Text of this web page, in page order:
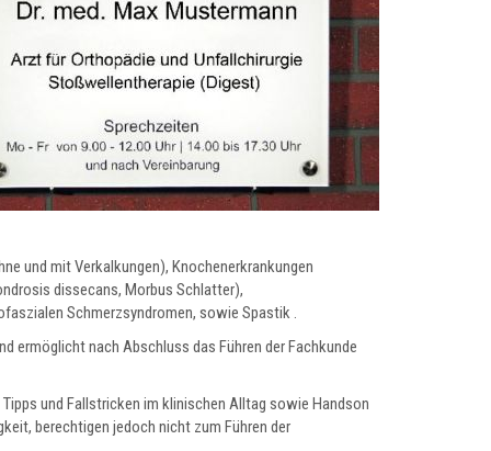
und mit Verkalkungen), Knochenerkrankungen
dissecans, Morbus Schlatter),
Schmerzsyndromen, sowie Spastik .
ermöglicht nach Abschluss das Führen der Fachkunde
und Fallstricken im klinischen Alltag sowie Handson
berechtigen jedoch nicht zum Führen der